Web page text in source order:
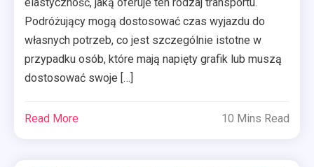
Podróżujący mogą dostosować czas wyjazdu do
własnych potrzeb, co jest szczególnie istotne w
przypadku osób, które mają napięty grafik lub muszą
dostosować swoje […]
Read More 10 Mins Read